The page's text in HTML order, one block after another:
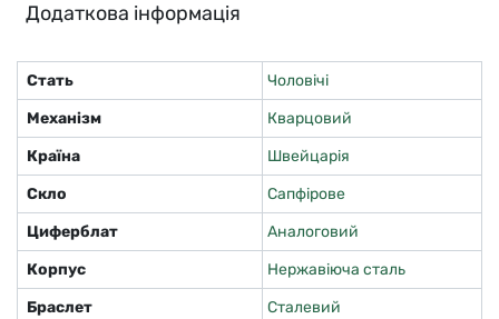
Додаткова інформація
Стать
Чоловічі
Механізм
Кварцовий
Країна
Швейцарія
Скло
Сапфірове
Циферблат
Аналоговий
Корпус
Нержавіюча сталь
Браслет
Сталевий